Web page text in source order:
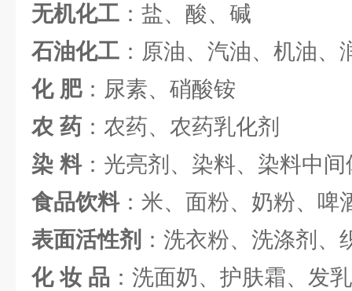
无机化工 ：盐、酸、碱
石油化工 ：原油、汽油、机油、
化 肥：尿素、硝酸铵
农 药 ：农药、农药乳化剂
染 料：光亮剂、染料、染料中间
食品饮料：米、面粉、奶粉、啤
表面活性剂 ：洗衣粉、洗涤剂、
化 妆 品 ：洗面奶、护肤霜、发